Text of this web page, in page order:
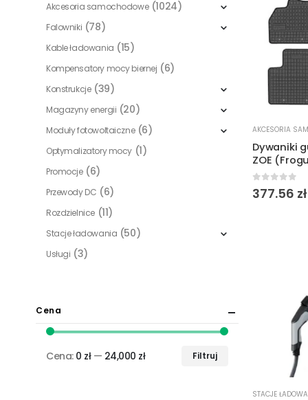
AKCESORIA
Dywaniki
ZOE
0 out of 5
377.56 zł
STACJE
Akcesoria samochodowe (1024)
Falowniki (78)
Kable ładowania (15)
Kompensatory mocy biernej (6)
Konstrukcje (39)
Magazyny energii (20)
Moduły fotowoltaiczne (6)
Optymalizatory mocy (1)
Promocje (6)
Przewody DC (6)
Rozdzielnice (11)
Stacje ładowania (50)
Usługi (3)
Cena
Filtruj
Cena: 0 zł— 24,000 zł